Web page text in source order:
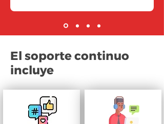
El soporte continuo
incluye